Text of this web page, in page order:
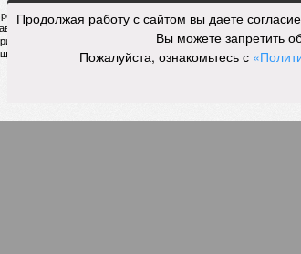
летнего отключения горячей воды в
главные мифы на тему летнего отключения горячей
Продолжая работу с сайтом вы даете
Вы можете запретить
Пожалуйста, ознакомьтесь с